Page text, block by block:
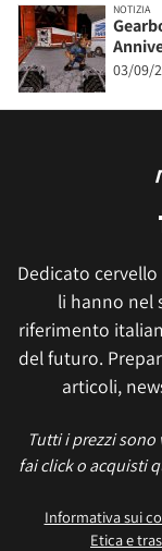
NOTIZIA
03/09/
Dedicato
li hanno nel
riferimento
del futuro.
articoli,
Tutti i prezzi
fai click o acquisti
Informativa sui
Etica e